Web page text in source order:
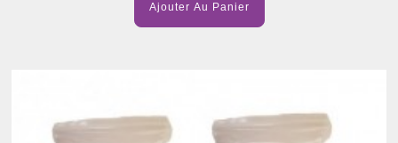
Ajouter Au Panier